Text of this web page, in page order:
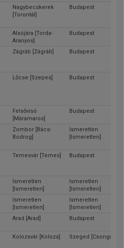
Nagybecskerek
[Torontál]
Budapest
Alsójára [Torda-
Aranyos]
Budapest
Zágráb [Zágráb] Budapest
Lőcse [Szepes] Budapest
Felsővisó
[Máramaros]
Budapest
Zombor [Bács-
Bodrog]
Ismeretlen
[Ismeretlen]
Temesvár [Temes] Budapest
Ismeretlen
[Ismeretlen]
Ismeretlen
[Ismeretlen]
Ismeretlen
[Ismeretlen]
Ismeretlen
[Ismeretlen]
Arad [Arad] Budapest
Kolozsvár [Kolozs] Szeged [Csongrád]